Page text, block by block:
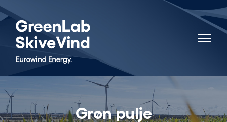
Grøn pulje